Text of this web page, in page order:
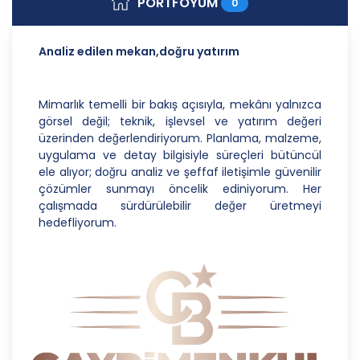
Danışmanlık Hizmetleri A.Ş.; kişisel verilerin
işlenmesi faaliyetleri kapsamında hukuka ve
yükümlüdür. Bu kapsamda, orantılılık gereklilikleri
2. Kişisel Verilerin Doğru ve Gerektiğinde
Güncel Olmasını Sağlama
CB Gayrimenkul Franchising Pazarlama ve
Danışmanlık Hizmetleri A.Ş.; kişisel veri sahiplerinin
temel haklarını ve kendi meşru menfaatlerini
dikkate alarak işlediği kişisel verilerin doğru ve
kurmakla yükümlüdür.
3. Belirli, Açık ve Meşru Amaçlarla İşleme
CB Gayrimenkul Franchising Pazarlama ve
Danışmanlık Hizmetleri A.Ş.; kişisel verilerin hangi
Analiz edilen mekan,doğru yatırım
Mimarlık temelli bir bakış açısıyla, mekânı yalnızca
görsel değil; teknik, işlevsel ve yatırım değeri
üzerinden değerlendiriyorum. Planlama, malzeme,
uygulama ve detay bilgisiyle süreçleri bütüncül
ele alıyor; doğru analiz ve şeffaf iletişimle güvenilir
çözümler sunmayı öncelik ediniyorum. Her
çalışmada sürdürülebilir değer üretmeyi
hedefliyorum.